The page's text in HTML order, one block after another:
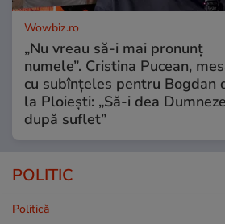
Wowbiz.ro
„Nu vreau să-i mai pronunț
numele”. Cristina Pucean,
cu subînțeles pentru Bogdan
la Ploiești: „Să-i dea
după suflet”
POLITIC
Politică